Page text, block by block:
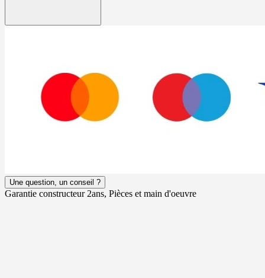
Une question, un conseil ?
Garantie constructeur 2ans, Pièces et main d'oeuvre